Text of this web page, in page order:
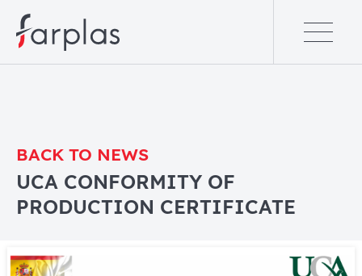
BACK TO NEWS
UCA CONFORMITY OF
PRODUCTION CERTIFICATE